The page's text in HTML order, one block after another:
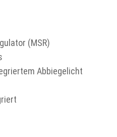
(MSR)
Abbiegelicht